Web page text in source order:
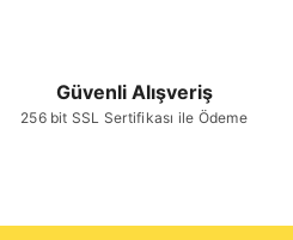
Güvenli Alışveriş
256 bit SSL Sertifikası ile Ödeme